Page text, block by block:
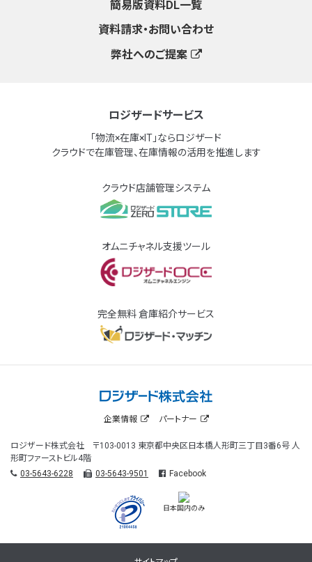
簡易版資料DL一覧
資料請求・お問い合わせ
弊社へのご提案
ロジザードサービス
「物流×在庫×IT」ならロジザード
クラウドで在庫管理、在庫情報の活用を推進します
クラウド店舗管理システム
オムニチャネル支援ツール
完全無料 倉庫紹介サービス
企業情報 パートナー
ロジザード株式会社 〒103-0013 東京都中央区日本橋人形町三丁目3番6号 人
形町ファーストビル4階
03-5643-6228
03-5643-9501 Facebook
日本国内のみ